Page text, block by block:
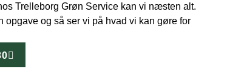
Trelleborg Grøn Service kan vi næsten alt.
opgave og så ser vi på hvad vi kan gøre for